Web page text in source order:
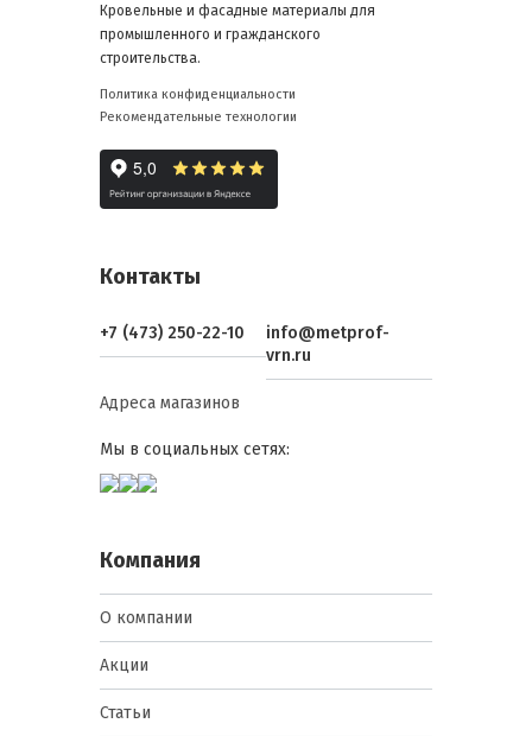
Кровельные и фасадные материалы для
промышленного и гражданского
строительства.
Политика конфиденциальности
Рекомендательные технологии
Контакты
+7 (473) 250-22-10
info@metprof-
vrn.ru
Адреса магазинов
Мы в социальных сетях:
Компания
О компании
Акции
Статьи